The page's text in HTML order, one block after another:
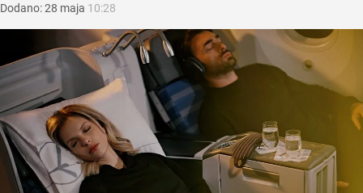
Dodano:28 maja 10:28